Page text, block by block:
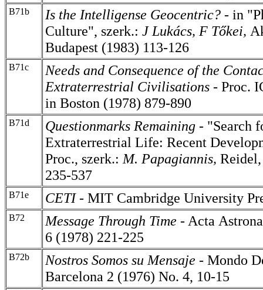
B71b Is the Intelligense Geocentric? - in
Culture", szerk.: J Lukács, F Tőkei,
Budapest (1983) 113-126
B71c
Needs and Consequence of the
Extraterrestrial Civilisations - Proc.
in Boston (1978) 879-890
B71d Questionmarks Remaining - "Search
Extraterrestrial Life: Recent
Proc., szerk.: M. Papagiannis,
235-537
B71e CETI - MIT Cambridge University
B72 Message Through Time - Acta
6 (1978) 221-225
B72b Nostros Somos su Mensaje - Mondo
Barcelona 2 (1976) No. 4, 10-15